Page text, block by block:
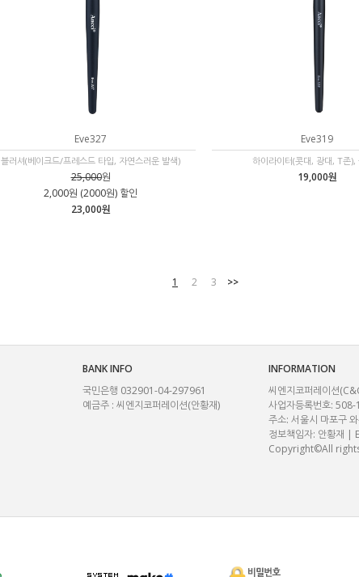
Eve327
블러셔(베이크드/프레스드 타입, 자연스러운 발색)
25,000원
2,000원 (2000원) 할인
23,000원
Eve319
하이라이터(콧대, 광대, T존),
19,000원
1 2 3 >>
BANK INFO
국민은행 032901-04-297961
예금주 : 씨엔지코퍼레이션(안황재)
INFORMATION
씨엔지코퍼레이션
사업자등록번호:
주소: 서울시 마포구
정보책임자: 안황재 |
Copyright©All